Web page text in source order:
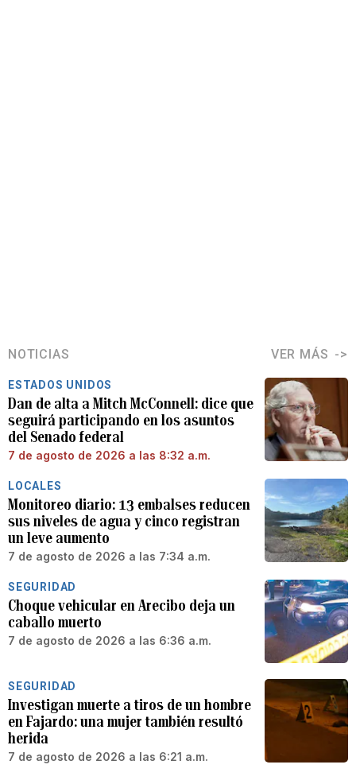
NOTICIAS VER MÁS
ESTADOS UNIDOS
Dan de alta a Mitch McConnell: dice que
seguirá participando en los asuntos
del Senado federal
7 de agosto de 2026 a las 8:32 a.m.
LOCALES
Monitoreo diario: 13 embalses reducen
sus niveles de agua y cinco registran
un leve aumento
7 de agosto de 2026 a las 7:34 a.m.
SEGURIDAD
Choque vehicular en Arecibo deja un
caballo muerto
7 de agosto de 2026 a las 6:36 a.m.
SEGURIDAD
Investigan muerte a tiros de un hombre
en Fajardo: una mujer también resultó
herida
7 de agosto de 2026 a las 6:21 a.m.